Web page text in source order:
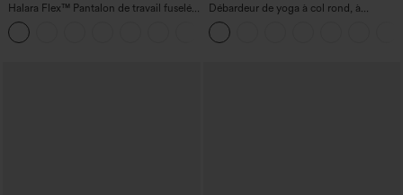
Halara Flex™ Pantalon de travail fuselé,
uni, taille haute, avec poches
Débardeur de yoga à col rond, à
fronces, effet rafraîchissant - UPF50+